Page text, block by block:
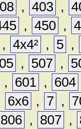
, 403 ,
, 450 ,
, 4x4² , 5 ,
, 507 ,
, 601 , 604
6x6 , 7 ,
806 , 807 ,